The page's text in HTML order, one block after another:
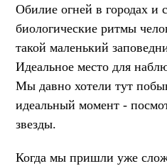
Обилие огней в городах и
биологические ритмы
такой маленький
Идеальное место для
Мы давно хотели тут
идеальный момент -
звезды.
Когда мы пришли уже